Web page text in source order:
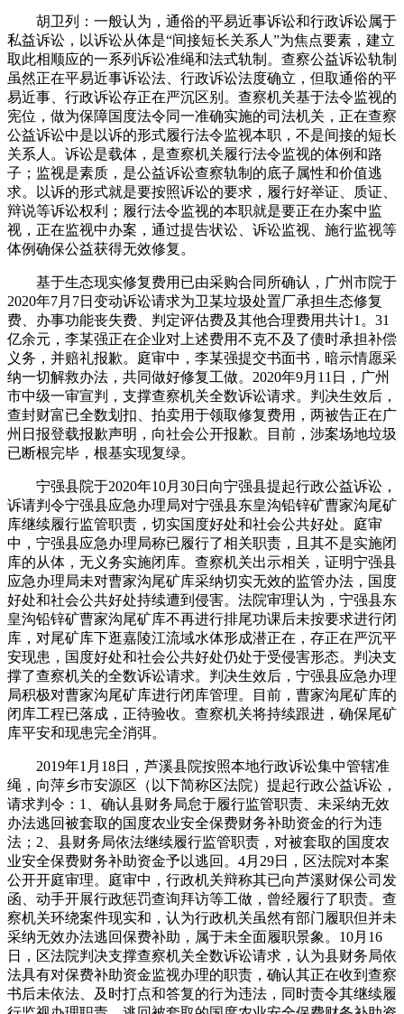
胡卫列：一般认为，通俗的平易近事诉讼和行政诉讼属于
私益诉讼，以诉讼从体是“间接短长关系人”为焦点要素，建立
取此相顺应的一系列诉讼准绳和法式轨制。查察公益诉讼轨制
虽然正在平易近事诉讼法、行政诉讼法度确立，但取通俗的平
易近事、行政诉讼存正在严沉区别。查察机关基于法令监视的
宪位，做为保障国度法令同一准确实施的司法机关，正在查察
公益诉讼中是以诉的形式履行法令监视本职，不是间接的短长
关系人。诉讼是载体，是查察机关履行法令监视的体例和路
子；监视是素质，是公益诉讼查察轨制的底子属性和价值逃
求。以诉的形式就是要按照诉讼的要求，履行好举证、质证、
辩说等诉讼权利；履行法令监视的本职就是要正在办案中监
视，正在监视中办案，通过提告状讼、诉讼监视、施行监视等
体例确保公益获得无效修复。
基于生态现实修复费用已由采购合同所确认，广州市院于
2020年7月7日变动诉讼请求为卫某垃圾处置厂承担生态修复
费、办事功能丧失费、判定评估费及其他合理费用共计1。31
亿余元，李某强正在企业对上述费用不克不及了债时承担补偿
义务，并赔礼报歉。庭审中，李某强提交书面书，暗示情愿采
纳一切解救办法，共同做好修复工做。2020年9月11日，广州
市中级一审宣判，支撑查察机关全数诉讼请求。判决生效后，
查封财富已全数划扣、拍卖用于领取修复费用，两被告正在广
州日报登载报歉声明，向社会公开报歉。目前，涉案场地垃圾
已断根完毕，根基实现复绿。
宁强县院于2020年10月30日向宁强县提起行政公益诉讼，
诉请判令宁强县应急办理局对宁强县东皇沟铅锌矿曹家沟尾矿
库继续履行监管职责，切实国度好处和社会公共好处。庭审
中，宁强县应急办理局称已履行了相关职责，且其不是实施闭
库的从体，无义务实施闭库。查察机关出示相关，证明宁强县
应急办理局未对曹家沟尾矿库采纳切实无效的监管办法，国度
好处和社会公共好处持续遭到侵害。法院审理认为，宁强县东
皇沟铅锌矿曹家沟尾矿库不再进行排尾功课后未按要求进行闭
库，对尾矿库下逛嘉陵江流域水体形成潜正在，存正在严沉平
安现患，国度好处和社会公共好处仍处于受侵害形态。判决支
撑了查察机关的全数诉讼请求。判决生效后，宁强县应急办理
局积极对曹家沟尾矿库进行闭库管理。目前，曹家沟尾矿库的
闭库工程已落成，正待验收。查察机关将持续跟进，确保尾矿
库平安和现患完全消弭。
2019年1月18日，芦溪县院按照本地行政诉讼集中管辖准
绳，向萍乡市安源区（以下简称区法院）提起行政公益诉讼，
请求判令：1、确认县财务局怠于履行监管职责、未采纳无效
办法逃回被套取的国度农业安全保费财务补助资金的行为违
法；2、县财务局依法继续履行监管职责，对被套取的国度农
业安全保费财务补助资金予以逃回。4月29日，区法院对本案
公开开庭审理。庭审中，行政机关辩称其已向芦溪财保公司发
函、动手开展行政惩罚查询拜访等工做，曾经履行了职责。查
察机关环绕案件现实和，认为行政机关虽然有部门履职但并未
采纳无效办法逃回保费补助，属于未全面履职景象。10月16
日，区法院判决支撑查察机关全数诉讼请求，认为县财务局依
法具有对保费补助资金监视办理的职责，确认其正在收到查察
书后未依法、及时打点和答复的行为违法，同时责令其继续履